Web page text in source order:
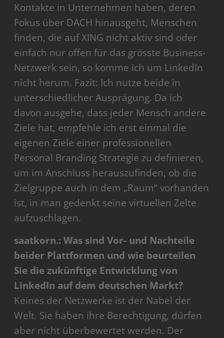
Kontakte in Unternehmen haben, deren
Fokus über DACH hinausgeht, Menschen
finden, die auf XING nicht aktiv sind oder
einfach nur offen für das grösste Business-
Netzwerk sein, so komme ich um LinkedIn
nicht herum. Fazit: Ich nutze beide in
unterschiedlicher Ausprägung. Da ich
davon ausgehe, dass jeder Mensch andere
Ziele hat, empfehle ich erst einmal die
eigenen Ziele einer professionellen
Personal Branding Strategie zu definieren,
um im Anschluss herauszufinden, ob die
Zielgruppe auch in dem „Raum“ vorhanden
ist, in man gedenkt seine virtuellen Zelte
aufzuschlagen.
saatkorn.: Was sind Vor- und Nachteile
beider Plattformen und wie beurteilen
Sie die zukünftige Entwicklung von
LinkedIn auf dem deutschen Markt?
Keines der Netzwerke ist der Nabel der
Welt. Sie haben ihre Berechtigung, dürfen
aber nicht überbewertet werden. Der